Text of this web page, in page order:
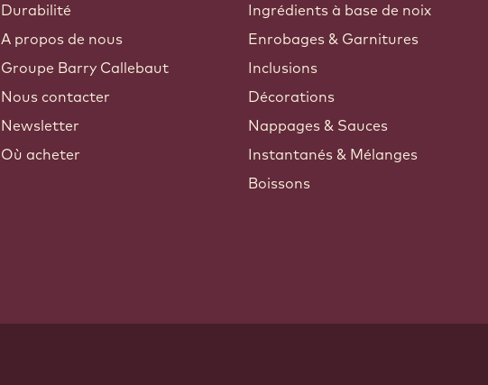
Durabilité
A propos de nous
Groupe Barry Callebaut
Nous contacter
Newsletter
Où acheter
Ingrédients à base de noix
Enrobages & Garnitures
Inclusions
Décorations
Nappages & Sauces
Instantanés & Mélanges
Boissons